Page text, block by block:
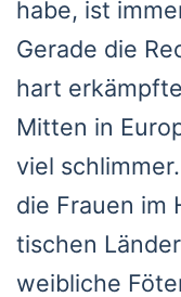
habe, ist
Gera­de die
hart
Mit­ten in
viel
die Frau­en im
ti­schen
weib­li­che